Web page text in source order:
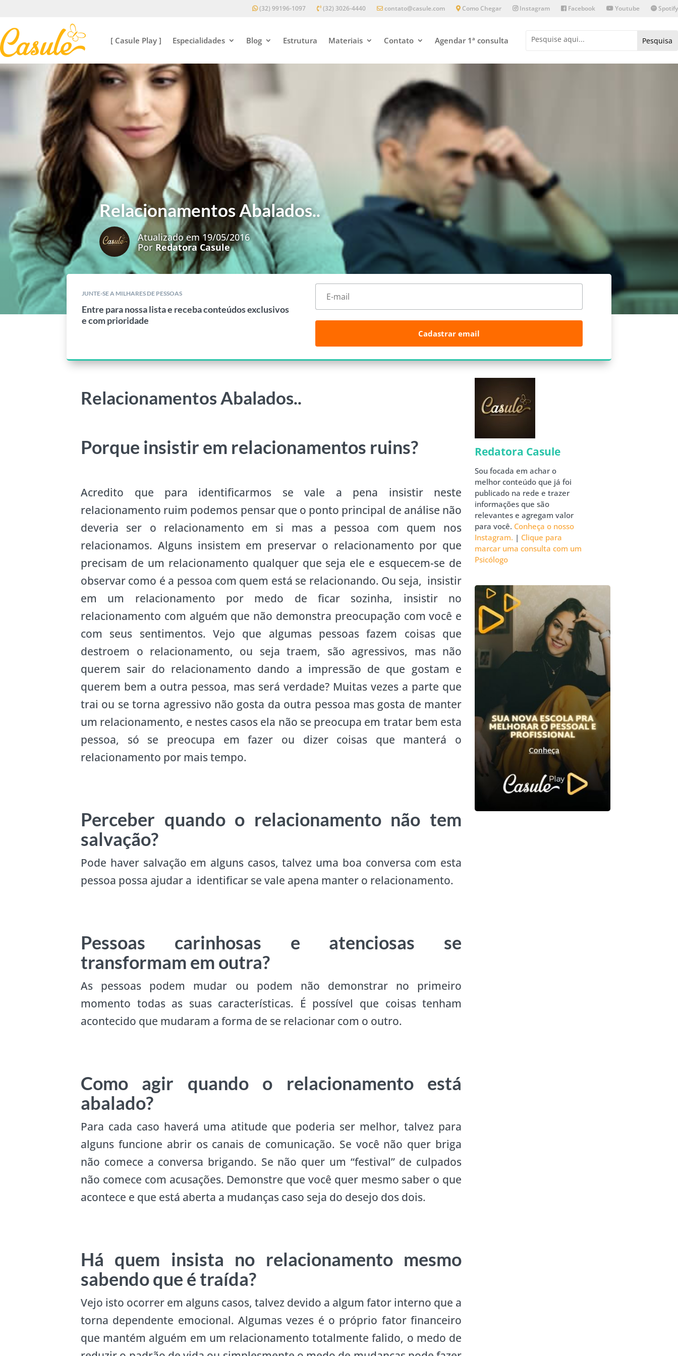
(32) 99196-1097 (32) 3026-4440 contato@casule.com Como Chegar Instagram Facebook Youtube Spotify
[ Casule Play ] Especialidades Blog Estrutura Materiais Contato Agendar 1ª consulta
Relacionamentos Abalados..
Atualizado em 19/05/2016
Por Redatora Casule
JUNTE-SE A MILHARES DE PESSOAS
Entre para nossa lista e receba conteúdos exclusivos
e com prioridade
Cadastrar email
Relacionamentos Abalados..
Porque insistir em relacionamentos ruins?
Acredito que para identificarmos se vale a pena insistir neste
relacionamento ruim podemos pensar que o ponto principal de análise não
deveria ser o relacionamento em si mas a pessoa com quem nos
relacionamos. Alguns insistem em preservar o relacionamento por que
precisam de um relacionamento qualquer que seja ele e esquecem-se de
observar como é a pessoa com quem está se relacionando. Ou seja, insistir
em um relacionamento por medo de ficar sozinha, insistir no
relacionamento com alguém que não demonstra preocupação com você e
com seus sentimentos. Vejo que algumas pessoas fazem coisas que
destroem o relacionamento, ou seja traem, são agressivos, mas não
querem sair do relacionamento dando a impressão de que gostam e
querem bem a outra pessoa, mas será verdade? Muitas vezes a parte que
trai ou se torna agressivo não gosta da outra pessoa mas gosta de manter
um relacionamento, e nestes casos ela não se preocupa em tratar bem esta
pessoa, só se preocupa em fazer ou dizer coisas que manterá o
relacionamento por mais tempo.
Perceber quando o relacionamento não tem
salvação?
Pode haver salvação em alguns casos, talvez uma boa conversa com esta
pessoa possa ajudar a identificar se vale apena manter o relacionamento.
Pessoas carinhosas e atenciosas se
transformam em outra?
As pessoas podem mudar ou podem não demonstrar no primeiro
momento todas as suas características. É possível que coisas tenham
acontecido que mudaram a forma de se relacionar com o outro.
Como agir quando o relacionamento está
abalado?
Para cada caso haverá uma atitude que poderia ser melhor, talvez para
alguns funcione abrir os canais de comunicação. Se você não quer briga
não comece a conversa brigando. Se não quer um “festival” de culpados
não comece com acusações. Demonstre que você quer mesmo saber o que
acontece e que está aberta a mudanças caso seja do desejo dos dois.
Há quem insista no relacionamento mesmo
sabendo que é traída?
Vejo isto ocorrer em alguns casos, talvez devido a algum fator interno que a
torna dependente emocional. Algumas vezes é o próprio fator financeiro
que mantém alguém em um relacionamento totalmente falido, o medo de
Redatora Casule
Sou focada em achar o
melhor conteúdo que já foi
publicado na rede e trazer
informações que são
relevantes e agregam valor
para você. Conheça o nosso
Instagram. | Clique para
marcar uma consulta com um
Psicólogo